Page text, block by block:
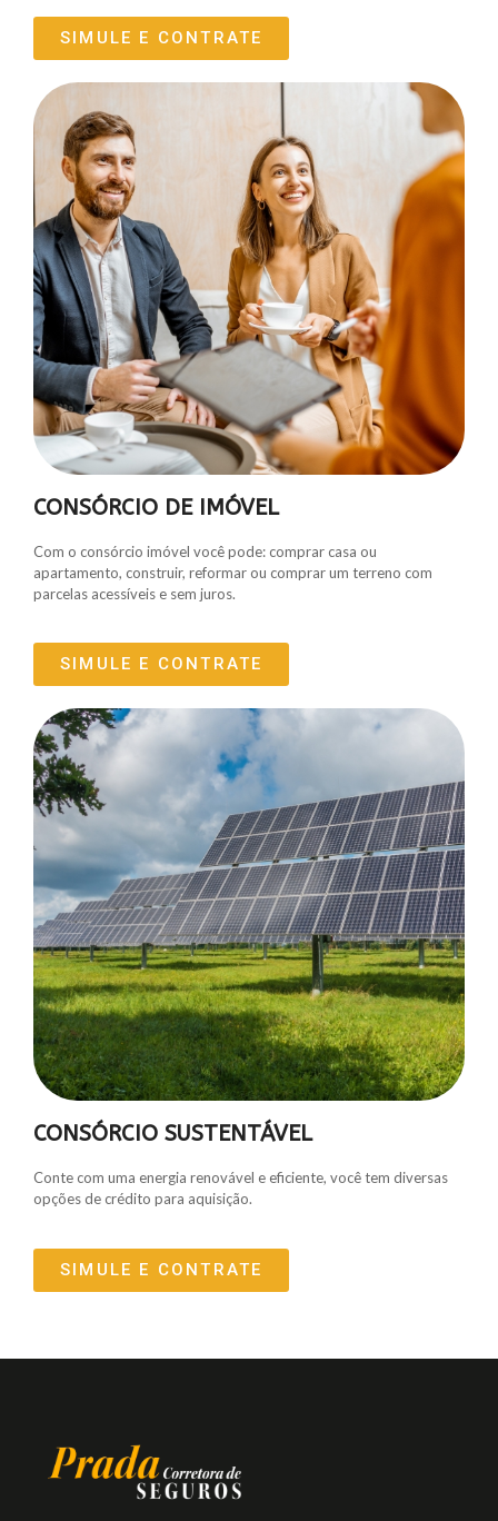
SIMULE E CONTRATE
CONSÓRCIO DE IMÓVEL
Com o consórcio imóvel você pode: comprar casa ou
apartamento, construir, reformar ou comprar um terreno com
parcelas acessíveis e sem juros.
SIMULE E CONTRATE
CONSÓRCIO SUSTENTÁVEL
Conte com uma energia renovável e eficiente, você tem diversas
opções de crédito para aquisição.
SIMULE E CONTRATE